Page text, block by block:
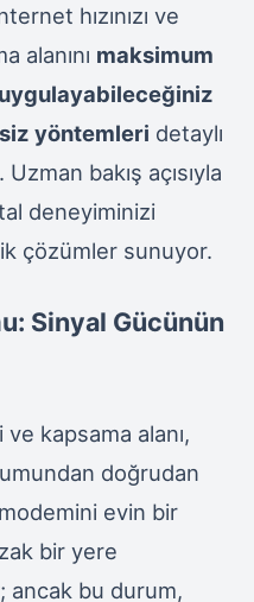
hızınızı ve
alanını maksimum
yöntemleri detaylı
bakış açısıyla
deneyiminizi
çözümler sunuyor.
Sinyal Gücünün
kapsama alanı,
doğrudan
evin bir
bir yere
ancak bu durum,